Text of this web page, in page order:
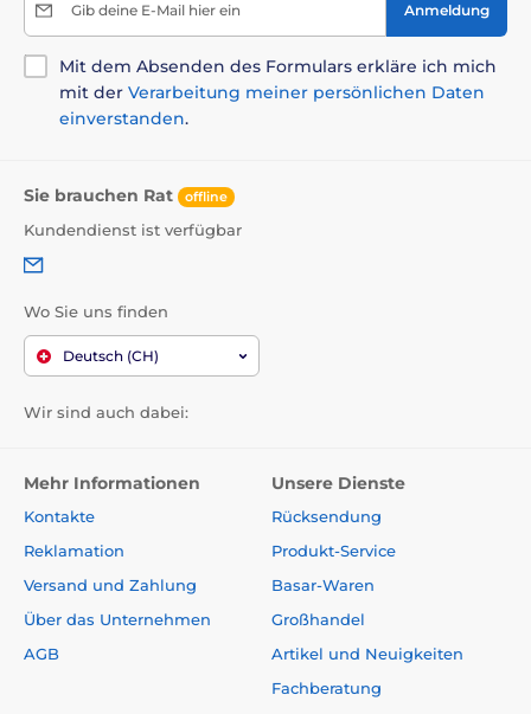
Spielzeug für Hunde iFetch Form
Bälle
Gib deine E-Mail hier ein Anmeldung
Mit dem Absenden des Formulars erkläre ich mich
mit der Verarbeitung meiner persönlichen Daten
einverstanden.
Sie brauchen Rat offline
Kundendienst ist verfügbar
Wo Sie uns finden
Deutsch (CH)
Wir sind auch dabei:
Mehr Informationen
Kontakte
Reklamation
Versand und Zahlung
Über das Unternehmen
AGB
Unsere Dienste
Rücksendung
Produkt-Service
Basar-Waren
Großhandel
Artikel und Neuigkeiten
Fachberatung